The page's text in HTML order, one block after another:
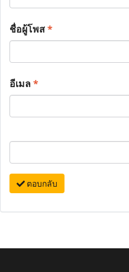
ชื่อผู้โพส*
อีเมล*
ตอบกลับ